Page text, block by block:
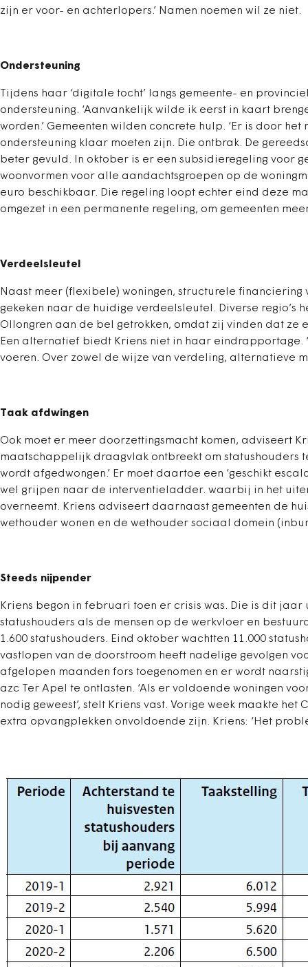
zijn er voor- en achterlopers.’ Namen noemen wil ze niet.
Ondersteuning
Tijdens haar ‘digitale tocht’ langs gemeente- en
ondersteuning. ‘Aanvankelijk wilde ik eerst in kaart
worden.’ Gemeenten wilden concrete hulp. ‘Er is door
ondersteuning klaar moeten zijn. Die ontbrak. De
beter gevuld. In oktober is er een subsidieregeling voor
woonvormen voor alle aandachtsgroepen op de
euro beschikbaar. Die regeling loopt echter eind deze
omgezet in een permanente regeling, om gemeenten
Verdeelsleutel
Naast meer (flexibele) woningen, structurele
gekeken naar de huidige verdeelsleutel. Diverse
Ollongren aan de bel getrokken, omdat zij vinden dat
Een alternatief biedt Kriens niet in haar
voeren. Over zowel de wijze van verdeling, alternatieve
Taak afdwingen
Ook moet er meer doorzettingsmacht komen, adviseert
maatschappelijk draagvlak ontbreekt om statushou­ders
wordt afgedwongen.’ Er moet daartoe een ‘geschikt
wel grijpen naar de interventieladder. waarbij in het
overneemt. Kriens adviseert daarnaast gemeenten de
wethouder wonen en de wethouder sociaal domein
Steeds nijpender
Kriens begon in februari toen er crisis was. Die is dit jaar
statushouders als de mensen op de werkvloer en
1.600 statushouders. Eind oktober wachtten 11.000
vastlopen van de doorstroom heeft nadelige gevolgen
afgelopen maanden fors toegenomen en er wordt
azc Ter Apel te ontlasten. ‘Als er voldoende woningen
nodig geweest’, stelt Kriens vast. Vorige week maakte
extra opvangplekken onvoldoende zijn. Kriens: ‘Het